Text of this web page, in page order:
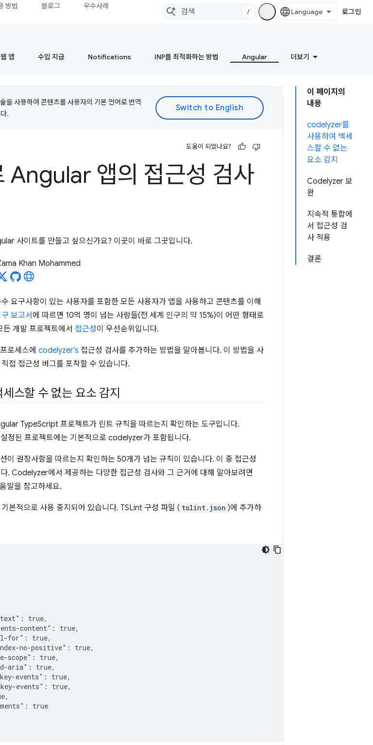
방법 블로그 우수사례
/ 로그인
앱 수입 지급 Notifications INP를 최적화하는 방법 Angular 더보기
이 페이지의
내용
codelyzer를
사용하여 액세
스할 수 없는
요소 감지
Codelyzer 보
완
지속적 통합에
서 접근성 검
사 적용
결론
을 사용하여 콘텐츠를 사용자의 기본 언어로 번역
.
도움이 되었나요?
앱의 접근성 검사
사이트를 만들고 싶으신가요? 이곳이 바로 그곳입니다.
Khan Mohammed
요구사항이 있는 사용자를 포함한 모든 사용자가 앱을 사용하고 콘텐츠를 이해
보고서에 따르면 10억 명이 넘는 사람들(전 세계 인구의 약 15%)이 어떤 형태로
개발 프로젝트에서 접근성이 우선순위입니다.
로세스에 codelyzer's 접근성 검사를 추가하는 방법을 알아봅니다. 이 방법을 사
접 접근성 버그를 포착할 수 있습니다.
스할 수 없는 요소 감지
TypeScript 프로젝트가 린트 규칙을 따르는지 확인하는 도구입니다.
정된 프로젝트에는 기본적으로 codelyzer가 포함됩니다.
권장사항을 따르는지 확인하는 50개가 넘는 규칙이 있습니다. 이 중 접근성
. Codelyzer에서 제공하는 다양한 접근성 검사와 그 근거에 대해 알아보려면
말을 참고하세요.
본적으로 사용 중지되어 있습니다. TSLint 구성 파일 ( tslint.json )에 추가하
true,
content": true,
for": true,
no-positive": true,
scope": true,
aria": true,
events": true,
events": true,
true